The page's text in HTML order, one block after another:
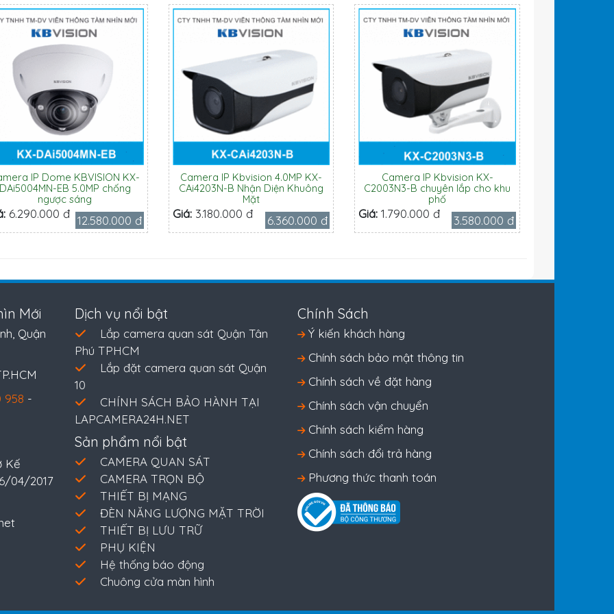
IP Dome KBVISION KX-
EB 5.0MP chống
ngược sáng
6.290.000 đ 12.580.000 đ
Camera IP Kbvision 4.0MP KX-
CAi4203N-B Nhận Diện Khuông
Mặt
Giá: 3.180.000 đ 6.360.000 đ
Camera IP Kbvision KX-
C2003N3-B chuyên lắp cho khu
phố
Giá:1.790.000 đ 3.580.000 đ
Mới
Quận
958 -
Kế
04/2017
Dịch vụ nổi bật
Lắp camera quan sát Quận Tân
Phú TPHCM
Lắp đặt camera quan sát Quận
10
CHÍNH SÁCH BẢO HÀNH TẠI
LAPCAMERA24H.NET
Sản phẩm nổi bật
CAMERA QUAN SÁT
CAMERA TRỌN BỘ
THIẾT BỊ MẠNG
ĐÈN NĂNG LƯỢNG MẶT TRỜI
THIẾT BỊ LƯU TRỮ
PHỤ KIỆN
Hệ thống báo động
Chuông cửa màn hình
Chính Sách
Ý kiến khách hàng
Chính sách bảo mật thông tin
Chính sách về đặt hàng
Chính sách vận chuyển
Chính sách kiểm hàng
Chính sách đổi trả hàng
Phương thức thanh toán